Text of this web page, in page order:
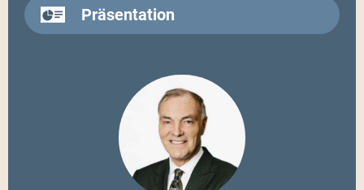
Präsentation